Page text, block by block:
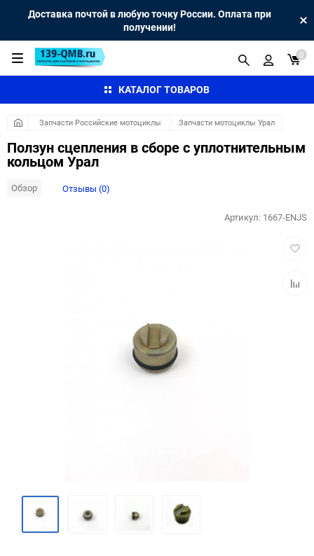
Доставка почтой в любую точку России. Оплата при
получении!
КАТАЛОГ ТОВАРОВ
0
Запчасти Российские мотоциклы Запчасти мотоциклы Урал
Ползун сцепления в сборе с уплотнительным
кольцом Урал
Обзор Отзывы (0)
Артикул: 1667-ENJS